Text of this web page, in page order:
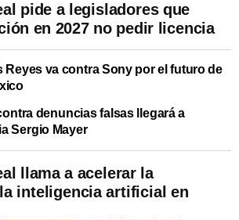
llama a acelerar la
inteligencia artificial en
pide a legisladores que
en 2027 no pedir licencia
Reyes va contra Sony por el futuro de
denuncias falsas llegará a
Sergio Mayer